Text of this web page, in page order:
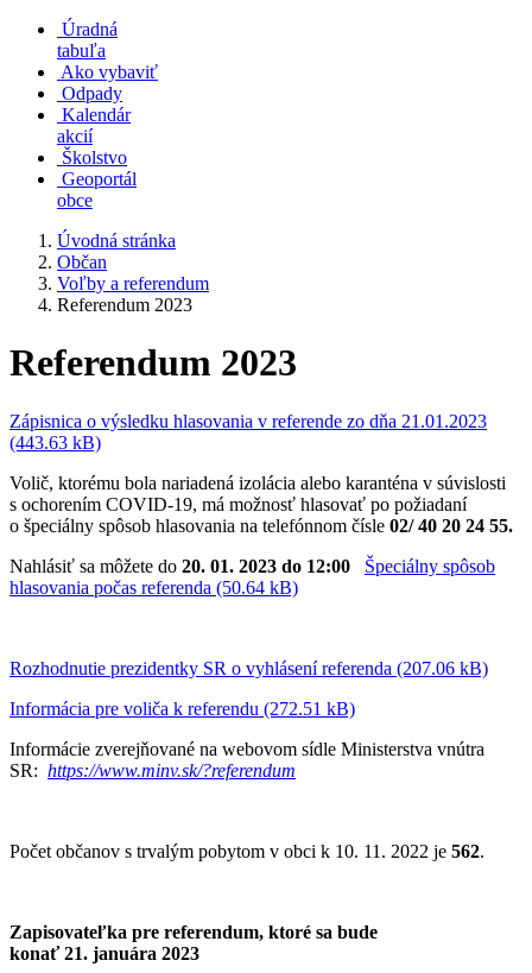
Úradná
tabuľa
Ako vybaviť
Odpady
Kalendár
akcií
Školstvo
Geoportál
obce
Úvodná stránka
Občan
Voľby a referendum
Referendum 2023
Referendum 2023
Zápisnica o výsledku hlasovania v referende zo dňa 21.01.2023
(443.63 kB)
Volič, ktorému bola nariadená izolácia alebo karanténa v súvislosti
s ochorením COVID-19, má možnosť hlasovať po požiadaní
o špeciálny spôsob hlasovania na telefónnom čísle 02/ 40 20 24 55.
Nahlásiť sa môžete do 20. 01. 2023 do 12:00 Špeciálny spôsob
hlasovania počas referenda (50.64 kB)
Rozhodnutie prezidentky SR o vyhlásení referenda (207.06 kB)
Informácia pre voliča k referendu (272.51 kB)
Informácie zverejňované na webovom sídle Ministerstva vnútra
SR: https://www.minv.sk/?referendum
Počet občanov s trvalým pobytom v obci k 10. 11. 2022 je 562.
Zapisovateľka pre referendum, ktoré sa bude
konať 21. januára 2023